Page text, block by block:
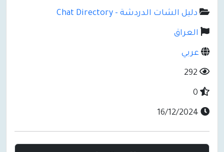
دليل الشات الدردشة - Chat Directory
العراق
عربي